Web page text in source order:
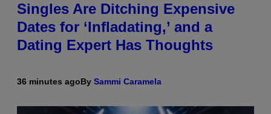
Singles Are Ditching Expensive
Dates for ‘Infladating,’ and a
Dating Expert Has Thoughts
36 minutes agoBy Sammi Caramela